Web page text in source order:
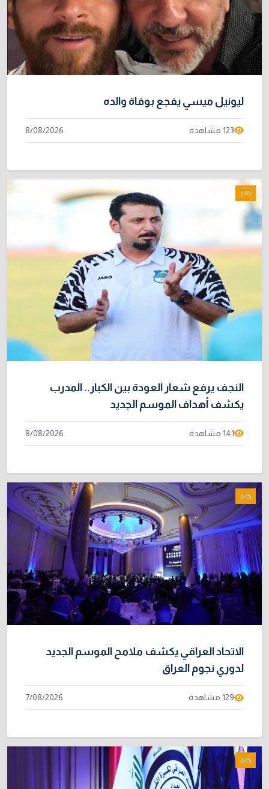
ليونيل ميسي يفجع بوفاة والده
123 مشاهدة 8/08/2026
3:45
النجف يرفع شعار العودة بين الكبار.. المدرب
يكشف أهداف الموسم الجديد
141 مشاهدة 8/08/2026
3:45
الاتحاد العراقي يكشف ملامح الموسم الجديد
لدوري نجوم العراق
129 مشاهدة 7/08/2026
3:45